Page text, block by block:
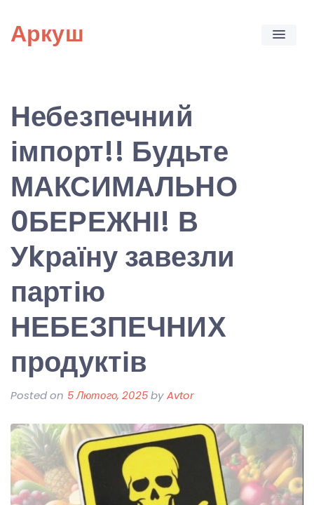
content
Аркуш
Небезпечний
імпорт!! Будьте
МАКСИМАЛЬНО
0БЕРЕЖНІ! В
Уkраїну завезли
партію
НЕБЕЗПЕЧНИХ
продуктів
Posted on 5 Лютого, 2025byAvtor